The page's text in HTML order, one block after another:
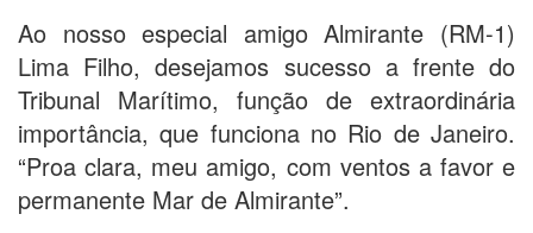
Ao nosso especial amigo Almirante (RM-1)
Lima Filho, desejamos sucesso a frente do
Tribunal Marítimo, função de extraordinária
importância, que funciona no Rio de Janeiro.
“Proa clara, meu amigo, com ventos a favor e
permanente Mar de Almirante”.